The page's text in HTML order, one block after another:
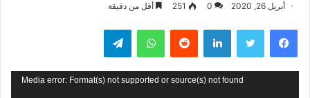
أبريل 26, 2020 0
251 أقل من دقيقة
فيسبوك تويتر لينكدإن واتساب تيلقرام
Media error: Format(s) not supported or source(s) not found